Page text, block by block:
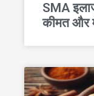
SMA
कीमत और